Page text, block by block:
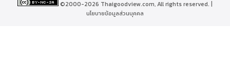
©2000-2026 Thaigoodview.com, All rights reserved. |
นโยบายข้อมูลส่วนบุคคล